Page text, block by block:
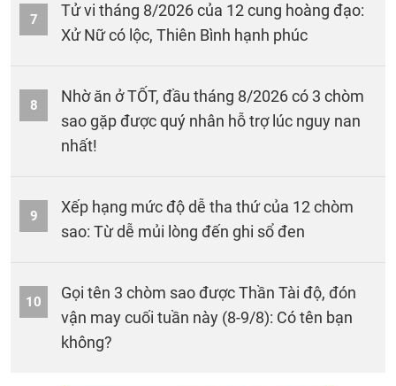
7
Tử vi tháng 8/2026 của 12 cung hoàng đạo:
Xử Nữ có lộc, Thiên Bình hạnh phúc
8
Nhờ ăn ở TỐT, đầu tháng 8/2026 có 3 chòm
sao gặp được quý nhân hỗ trợ lúc nguy nan
nhất!
9
Xếp hạng mức độ dễ tha thứ của 12 chòm
sao: Từ dễ mủi lòng đến ghi sổ đen
10
Gọi tên 3 chòm sao được Thần Tài độ, đón
vận may cuối tuần này (8-9/8): Có tên bạn
không?